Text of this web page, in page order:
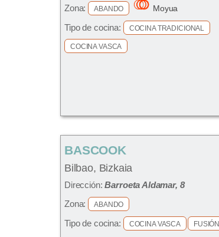
Zona:
ABANDO Moyua
Tipo de cocina: COCINA TRADICIONAL
COCINA VASCA
BASCOOK
Bilbao, Bizkaia
Dirección:Barroeta Aldamar, 8
Zona:
ABANDO
Tipo de cocina: COCINA VASCA FUSIÓN